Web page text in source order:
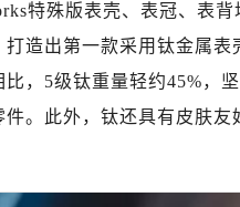
1号民盈国贸中心T1写字楼9
号恒隆广场写字楼1座11层
圆融广场写字楼16层1603室
街199号苏州中心办公楼C座
地王大厦12楼1224室（需提
万象城华润大厦B座12楼03
特殊版表壳、表冠、表
造出第一款采用钛金属
，5级钛重量轻约45%，
。此外，钛还具有皮肤